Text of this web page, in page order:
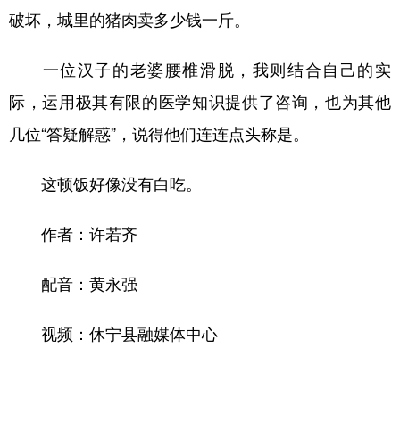
破坏，城里的猪肉卖多少钱一斤。
一位汉子的老婆腰椎滑脱，我则结合自己的实
际，运用极其有限的医学知识提供了咨询，也为其他
几位“答疑解惑”，说得他们连连点头称是。
这顿饭好像没有白吃。
作者：许若齐
配音：黄永强
视频：休宁县融媒体中心